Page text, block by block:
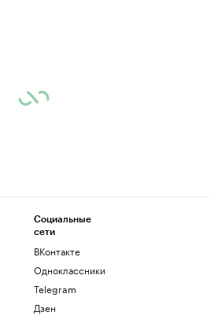
Социальные
сети
ВКонтакте
Одноклассники
Telegram
Дзен